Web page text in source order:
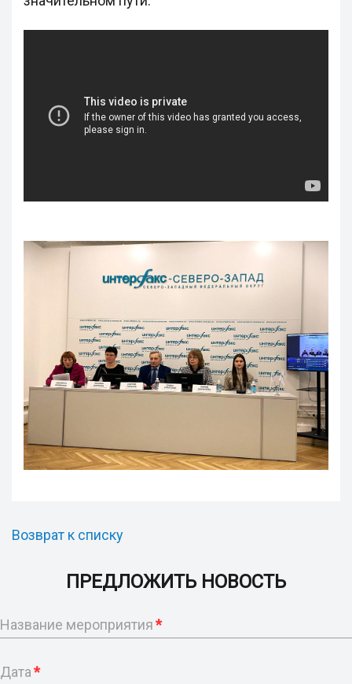
Возврат к списку
ПРЕДЛОЖИТЬ НОВОСТЬ
Название мероприятия*
Дата*